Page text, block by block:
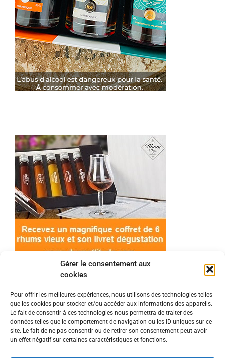
Gérer le consentement aux
cookies
Pour offrir les meilleures expériences, nous utilisons des technologies telles
que les cookies pour stocker et/ou accéder aux informations des appareils.
Le fait de consentir à ces technologies nous permettra de traiter des
données telles que le comportement de navigation ou les ID uniques sur ce
site. Le fait de ne pas consentir ou de retirer son consentement peut avoir
un effet négatif sur certaines caractéristiques et fonctions.
© 2022 Meilleur-rhum.net - Tous droits réservés
Mentions légales-Politique de cookies